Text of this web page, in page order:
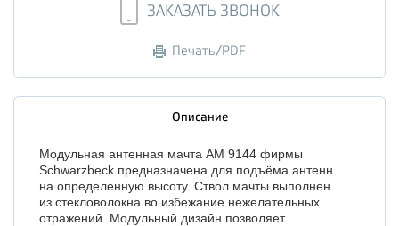
ЗАКАЗАТЬ ЗВОНОК
Печать/PDF
Описание
Модульная антенная мачта AM 9144 фирмы
Schwarzbeck предназначена для подъёма антенн
на определенную высоту. Ствол мачты выполнен
из стекловолокна во избежание нежелательных
отражений. Модульный дизайн позволяет